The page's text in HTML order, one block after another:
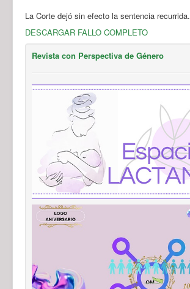
La Corte dejó sin efecto la sentencia recurrida.
DESCARGAR FALLO COMPLETO
Revista con Perspectiva de Género